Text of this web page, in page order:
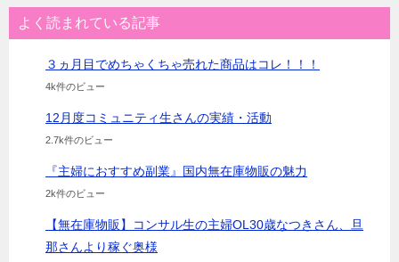
よく読まれている記事
３ヵ月目でめちゃくちゃ売れた商品はコレ！！！
4k件のビュー
12月度コミュニティ生さんの実績・活動
2.7k件のビュー
『主婦におすすめ副業』国内無在庫物販の魅力
2k件のビュー
【無在庫物販】コンサル生の主婦OL30歳なつきさん、旦
那さんより稼ぐ奥様